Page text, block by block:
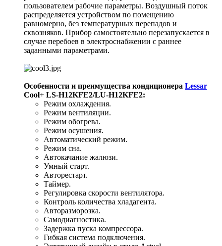
пользователем рабочие параметры. Воздушный поток
распределяется устройством по помещению
равномерно, без температурных перепадов и
сквозняков. Прибор самостоятельно перезапускается в
случае перебоев в электроснабжении с раннее
заданными параметрами.
Особенности и преимущества кондиционера Lessar
Cool+ LS-H12KFE2/LU-H12KFE2:
Режим охлаждения.
Режим вентиляции.
Режим обогрева.
Режим осушения.
Автоматический режим.
Режим сна.
Автокачание жалюзи.
Умный старт.
Авторестарт.
Таймер.
Регулировка скорости вентилятора.
Контроль количества хладагента.
Авторазморозка.
Самодиагностика.
Задержка пуска компрессора.
Гибкая система подключения.